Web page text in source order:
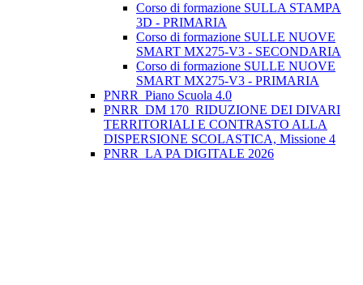
Corso di formazione SULLA STAMPA
3D - PRIMARIA
Corso di formazione SULLE NUOVE
SMART MX275-V3 - SECONDARIA
Corso di formazione SULLE NUOVE
SMART MX275-V3 - PRIMARIA
PNRR_Piano Scuola 4.0
PNRR_DM 170_RIDUZIONE DEI DIVARI
TERRITORIALI E CONTRASTO ALLA
DISPERSIONE SCOLASTICA, Missione 4
PNRR_LA PA DIGITALE 2026